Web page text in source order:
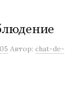
Автор: chat-de-